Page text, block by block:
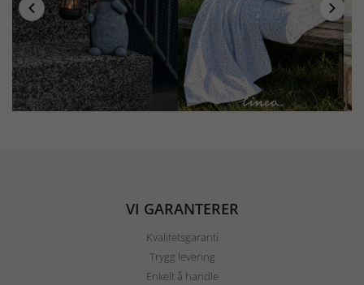
VI GARANTERER
Kvalitetsgaranti
Trygg levering
Enkelt å handle